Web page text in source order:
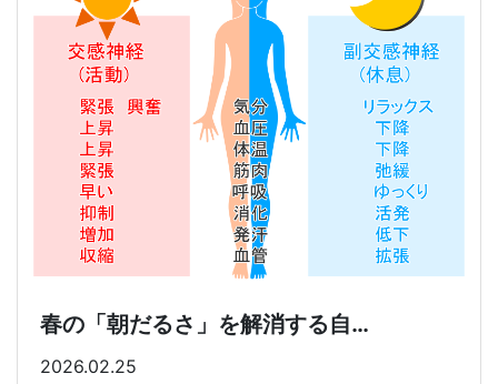
春の「朝だるさ」を解消する自…
2026.02.25